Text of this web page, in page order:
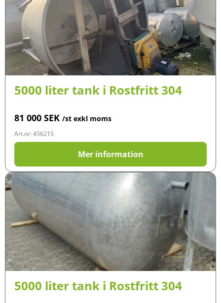
5000 liter tank i Rostfritt 304
81 000 SEK /st exkl moms
Art.nr: 456215
Mer information
5000 liter tank i Rostfritt 304